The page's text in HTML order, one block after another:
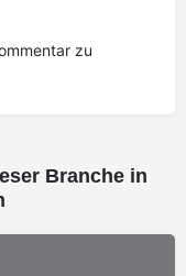
zu
Branche in